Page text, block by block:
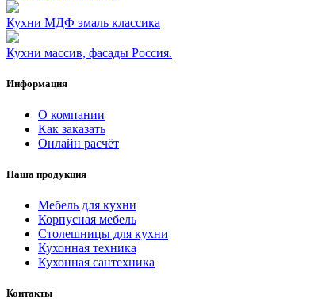
Кухни МДФ эмаль классика
Кухни массив, фасады Россия.
Информация
О компании
Как заказать
Онлайн расчёт
Наша продукция
Мебель для кухни
Корпусная мебель
Столешницы для кухни
Кухонная техника
Кухонная сантехника
Контакты